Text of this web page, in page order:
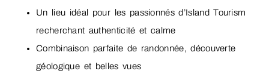
Un lieu idéal pour les passionnés d’Island Tourism
recherchant authenticité et calme
Combinaison parfaite de randonnée, découverte
géologique et belles vues